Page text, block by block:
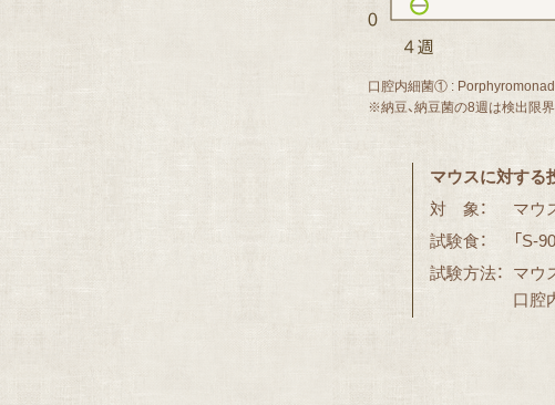
口腔内細菌① :
※納豆、納豆菌の8週は検出限
マウスに対する
対 象：
マウ
試験食：
「S-
試験方法： マウ
口腔